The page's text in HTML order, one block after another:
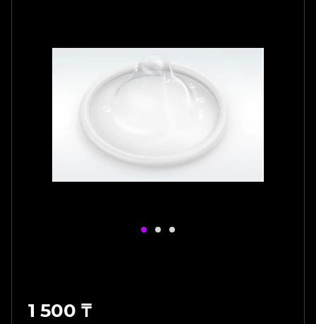
1 500 ₸